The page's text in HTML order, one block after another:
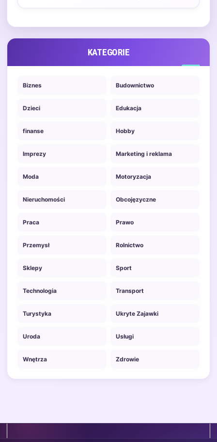
nowe doświadczenia, poznać
KATEGORIE
Biznes Budownictwo
Dzieci Edukacja
finanse Hobby
Imprezy Marketing i reklama
Moda Motoryzacja
Nieruchomości Obcojęzyczne
Praca Prawo
Przemysł Rolnictwo
Sklepy Sport
Technologia Transport
Turystyka Ukryte Zajawki
Uroda Usługi
Wnętrza Zdrowie